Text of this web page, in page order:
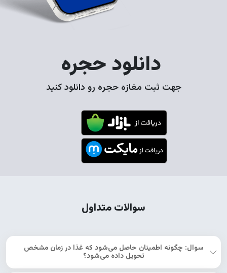
دانلود حجره
جهت ثبت مغازه حجره رو دانلود کنید
سوالات متداول
سوال: چگونه اطمینان حاصل می‌شود که غذا در زمان مشخص
تحویل داده می‌شود؟